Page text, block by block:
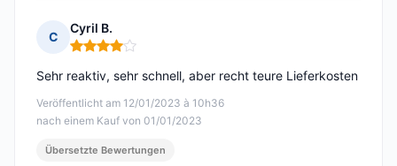
C
Cyril B.
Hinweis: 4 von 5
Veröffentlicht am 12/01/2023 à 10h36
nach einem Kauf von 01/01/2023
Sehr reaktiv, sehr schnell, aber recht teure Lieferkosten
Übersetzte Bewertungen